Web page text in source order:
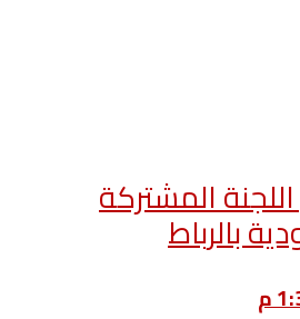
المشتركة
بالرباط